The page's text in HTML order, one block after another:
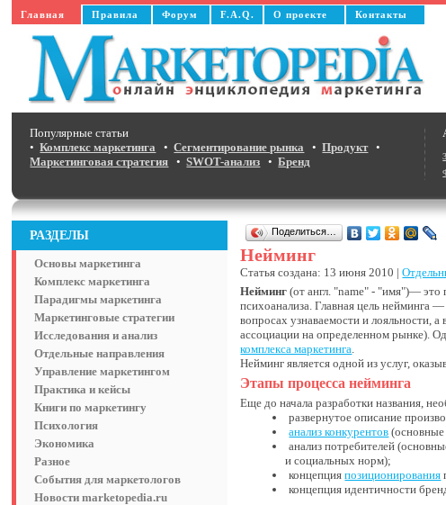
Главная Правила Форум F.A.Q. О проекте Контакты
3
Популярные статьи
•Комплекс маркетинга •Сегментирование рынка •Продукт•
Маркетинговая стратегия •SWOT-анализ •Бренд
РАЗДЕЛЫ
Основы маркетинга
Комплекс маркетинга
Парадигмы маркетинга
Маркетинговые стратегии
Исследования и анализ
Отдельные направления
Управление маркетингом
Практика и кейсы
Книги по маркетингу
Психология
Экономика
Разное
События для маркетологов
Новости marketopedia.ru
Поделиться…
Нейминг
Статья создана: 13 июня 2010 |
Нейминг (от англ. "name" - "имя")— это
психоанализа. Главная цель нейминга
вопросах узнаваемости и лояльности,
ассоциации на определенном рынке).
комплекса маркетинга.
Нейминг является одной из услуг,
Этапы процесса нейминга
Еще до начала разработки названия,
развернутое описание
анализ конкурентов (основные
анализ потребителей
и социальных норм);
концепцияпозиционирования
концепция идентичности